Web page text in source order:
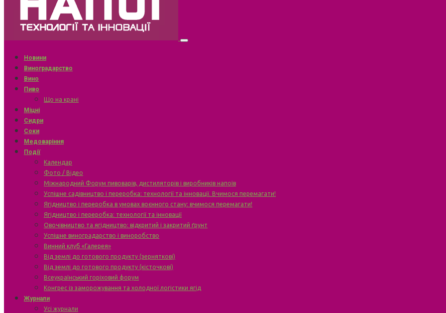
Новини
Виноградарство
Вино
Пиво
Що на крані
Міцні
Сидри
Соки
Медоваріння
Події
Календар
Фото / Відео
Міжнародний Форум пивоварів, дистиляторів і виробників напоїв
Успішне садівництво і переробка: технології та інновації. Вчимося перемагати!
Ягідництво і переробка в умовах воєнного стану: вчимося перемагати!
Ягідництво і переробка: технології та інновації
Овочівництво та ягідництво: відкритий і закритий ґрунт
Успішне виноградарство і виноробство
Винний клуб «Галерея»
Від землі до готового продукту (зерняткові)
Від землі до готового продукту (кісточкові)
Всеукраїнський горіховий форум
Конгрес із заморожування та холодної логістики ягід
Журнали
Усі журнали